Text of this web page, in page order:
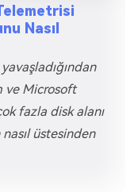
Nasıl
ve Microsoft
fazla disk alanı
üstesinden